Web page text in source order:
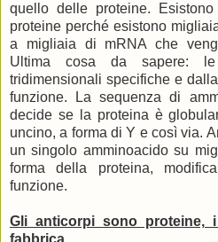
quello delle proteine.
proteine perché esistono
a migliaia di mRNA che
Ultima cosa da sapere:
tridimensionali specifiche e
funzione. La sequenza di
decide se la proteina è
uncino, a forma di Y e così via.
un singolo amminoacido su
forma della proteina,
funzione.
Gli anticorpi sono